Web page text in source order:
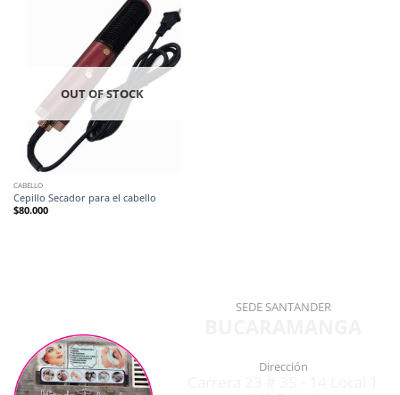
OUT OF STOCK
CABELLO
Cepillo Secador para el cabello
$80.000
SEDE SANTANDER
Dirección